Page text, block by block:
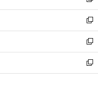
開
く
ウ
で
開
く
ン
ド
ウ
で
開
く
ウ
ィ
ン
ド
ウ
で
開
し
い
ウ
ィ
ン
ド
ウ
新
し
い
ウ
ィ
ン
新
し
い
ウ
新
し